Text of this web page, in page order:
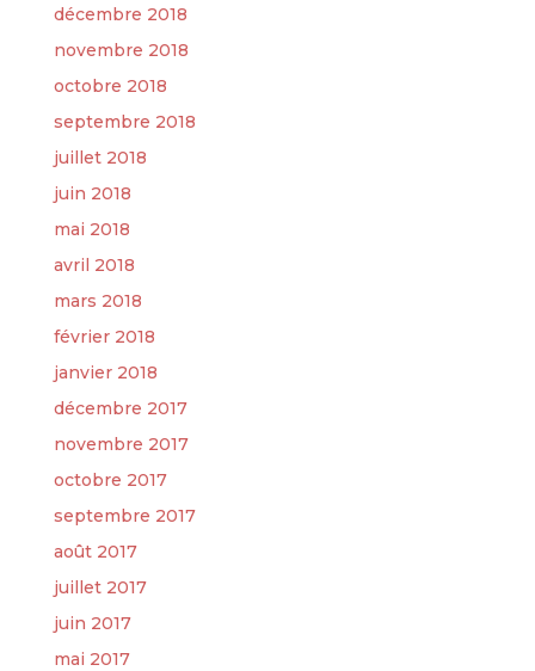
décembre 2018
novembre 2018
octobre 2018
septembre 2018
juillet 2018
juin 2018
mai 2018
avril 2018
mars 2018
février 2018
janvier 2018
décembre 2017
novembre 2017
octobre 2017
septembre 2017
août 2017
juillet 2017
juin 2017
mai 2017